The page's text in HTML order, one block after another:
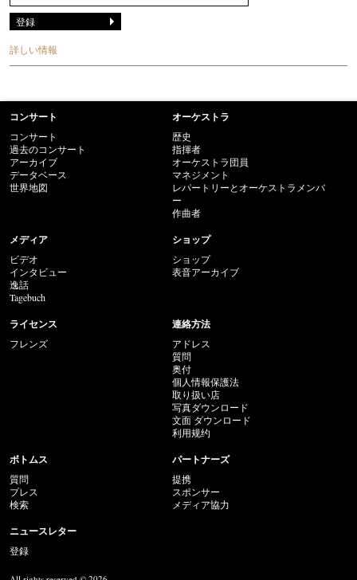
詳しい情報
コンサート
コンサート
過去のコンサート
アーカイブ
データベース
世界地図
オーケストラ
歴史
指揮者
オーケストラ団員
マネジメント
レパートリーとオーケストラメンバ
ー
作曲者
メディア
ビデオ
インタビュー
逸話
Tagebuch
ショップ
ショップ
表音アーカイブ
ライセンス
フレンズ
連絡方法
アドレス
質問
奥付
個人情報保護法
取り扱い店
写真ダウンロード
文面 ダウンロード
利用规约
ボトムス
質問
プレス
検索
パートナーズ
提携
スポンサー
メディア協力
ニュースレター
登録